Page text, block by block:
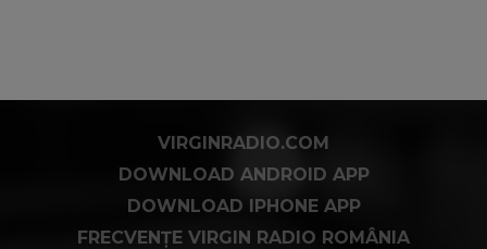
VIRGINRADIO.COM
DOWNLOAD ANDROID APP
DOWNLOAD IPHONE APP
FRECVENȚE VIRGIN RADIO ROMÂNIA